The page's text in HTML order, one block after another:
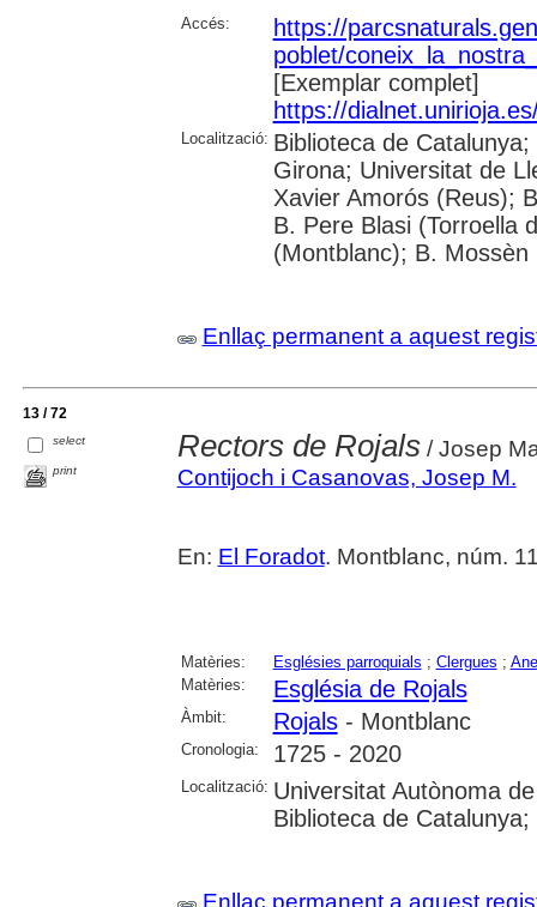
Accés:
https://
poblet/
[Exemplar complet]
https://
Localització: Biblioteca de
Girona; Universitat de
Xavier Amorós (Reus);
B. Pere Blasi (Torroella
(Montblanc); B.
Enllaç permanent a aquest
13 / 72
select
print
Rectors de Rojals/ Josep
Contijoch i Casanovas, Josep M.
En: El Foradot. Montblanc, núm.
Matèries: Esglésies parroquials ; Clergues ;
Matèries:
Església de Rojals
Àmbit: Rojals- Montblanc
Cronologia: 1725 - 2020
Localització: Universitat Autònoma
Biblioteca de